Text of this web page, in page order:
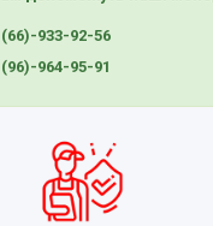
933-92-56
964-95-91